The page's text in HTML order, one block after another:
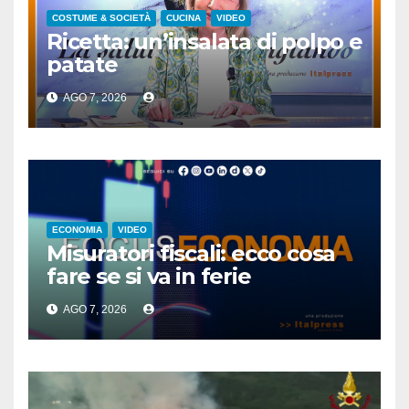
COSTUME & SOCIETÀ CUCINA VIDEO
Ricetta: un’insalata di polpo e
patate
AGO 7, 2026
ECONOMIA VIDEO
Misuratori fiscali: ecco cosa
fare se si va in ferie
AGO 7, 2026